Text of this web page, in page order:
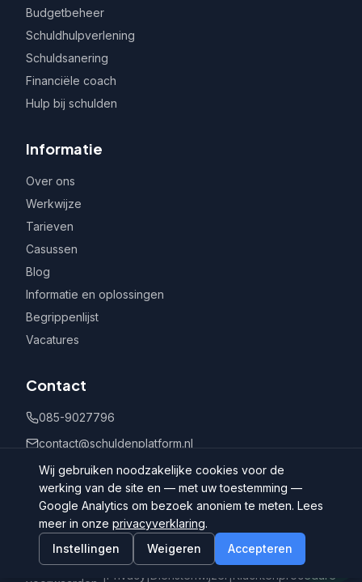
Budgetbeheer
Schuldhulpverlening
Schuldsanering
Financiële coach
Hulp bij schulden
Informatie
Over ons
Werkwijze
Tarieven
Casussen
Blog
Informatie en oplossingen
Begrippenlijst
Vacatures
Contact
085-9027796
contact@schuldenplatform.nl
Postbus 802, 7400 AV Deventer
©
Schuldenplatform.nl
Algemene
|Privacy |Dienstenwijzer |Klachtenprocedure
Wij gebruiken noodzakelijke cookies voor de
werking van de site en — met uw toestemming —
Google Analytics om bezoek anoniem te meten. Lees
meer in onze privacyverklaring.
Instellingen
Weigeren Accepteren